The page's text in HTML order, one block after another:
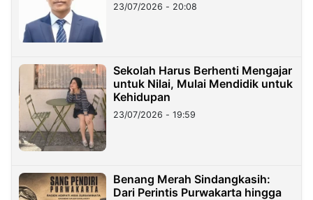
23/07/2026 - 20:08
Sekolah Harus Berhenti Mengajar
untuk Nilai, Mulai Mendidik untuk
Kehidupan
23/07/2026 - 19:59
Benang Merah Sindangkasih:
Dari Perintis Purwakarta hingga